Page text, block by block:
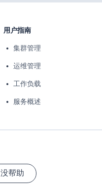
用户指南
集群管理
运维管理
工作负载
服务概述
没帮助